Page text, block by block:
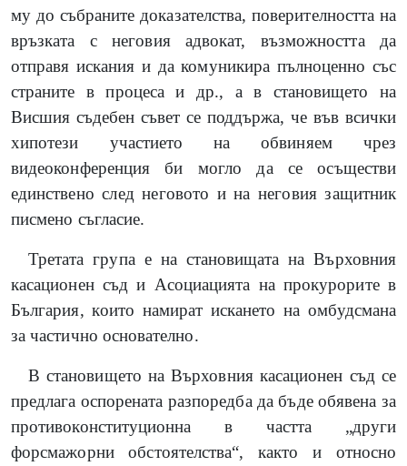
му до събраните доказателства, поверителността на
връзката с неговия адвокат, възможността да
отправя искания и да комуникира пълноценно със
страните в процеса и др., а в становището на
Висшия съдебен съвет се поддържа, че във всички
хипотези участието на обвиняем чрез
видеоконференция би могло да се осъществи
единствено след неговото и на неговия защитник
писмено съгласие.
Третата група е на становищата на Върховния
касационен съд и Асоциацията на прокурорите в
България, които намират искането на омбудсмана
за частично основателно.
В становището на Върховния касационен съд се
предлага оспорената разпоредба да бъде обявена за
противоконституционна в частта „други
форсмажорни обстоятелства“, както и относно